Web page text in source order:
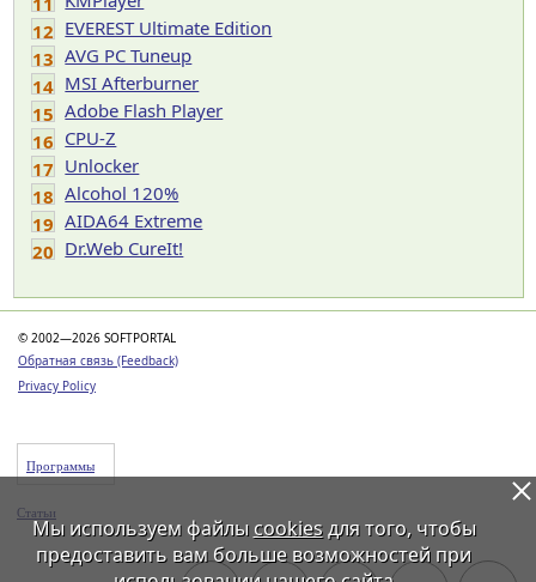
12 EVEREST Ultimate Edition
13 AVG PC Tuneup
14 MSI Afterburner
15 Adobe Flash Player
16 CPU-Z
17 Unlocker
18 Alcohol 120%
19 AIDA64 Extreme
20 Dr.Web CureIt!
© 2002—2026 SOFTPORTAL
Обратная связь (Feedback)
Privacy Policy
Программы
Статьи
Мы используем файлы cookiesдля того, чтобы
предоставить вам больше возможностей при